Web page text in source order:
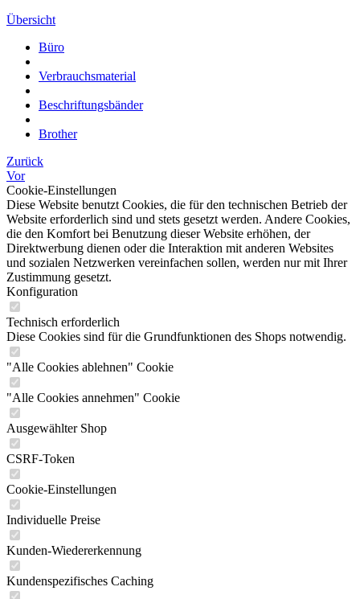
Übersicht
Büro
Verbrauchsmaterial
Beschriftungsbänder
Brother
Zurück
Vor
Cookie-Einstellungen
Diese Website benutzt Cookies, die für den technischen Betrieb der
Website erforderlich sind und stets gesetzt werden. Andere Cookies,
die den Komfort bei Benutzung dieser Website erhöhen, der
Direktwerbung dienen oder die Interaktion mit anderen Websites
und sozialen Netzwerken vereinfachen sollen, werden nur mit Ihrer
Zustimmung gesetzt.
Konfiguration
Technisch erforderlich
Diese Cookies sind für die Grundfunktionen des Shops notwendig.
"Alle Cookies ablehnen" Cookie
"Alle Cookies annehmen" Cookie
Ausgewählter Shop
CSRF-Token
Cookie-Einstellungen
Individuelle Preise
Kunden-Wiedererkennung
Kundenspezifisches Caching